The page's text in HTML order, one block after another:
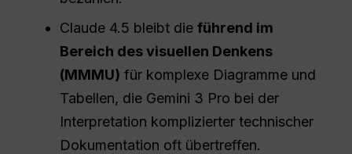
Claude 4.5 bleibt dieführend im
Bereich des visuellen Denkens
(MMMU) für komplexe Diagramme und
Tabellen, die Gemini 3 Pro bei der
Interpretation komplizierter technischer
Dokumentation oft übertreffen.